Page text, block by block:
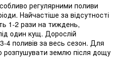
регулярними поливи
Найчастіше за відсутності
1-2 рази на тиждень,
один кущ. Дорослій
4 поливів за весь сезон. Для
розпушувати землю після дощу